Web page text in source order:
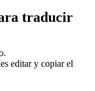
traducir
editar y copiar el